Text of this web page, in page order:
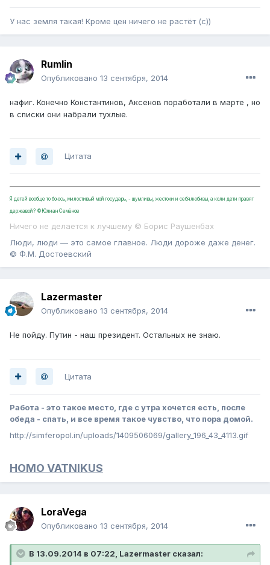
У нас земля такая! Кроме цен ничего не растёт (с))
Rumlin
Опубликовано 13 сентября, 2014
нафиг. Конечно Константинов, Аксенов поработали в марте , но
в списки они набрали тухлые.
Цитата
Я детей вообще то боюсь, милостивый мой государь, - шумливы, жестоки и себялюбивы, а коли дети правят
державой? ©Юлиан Семёнов
Ничего не делается к лучшему © Борис Раушенбах
Люди, люди — это самое главное. Люди дороже даже денег.
© Ф.М. Достоевский
Lazermaster
Опубликовано 13 сентября, 2014
Не пойду. Путин - наш президент. Остальных не знаю.
Цитата
Работа - это такое место, где с утра хочется есть, после
обеда - спать, и все время такое чувство, что пора домой.
http://simferopol.in/uploads/1409506069/gallery_196_43_4113.gif
HOMO VATNIKUS
LoraVega
Опубликовано 13 сентября, 2014
В 13.09.2014 в 07:22, Lazermaster сказал: